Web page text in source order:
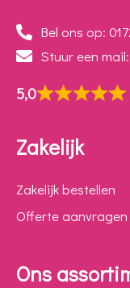
Bel ons op:
Stuur een
5,0
Zakelijk
Zakelijk bestellen
Offerte aanvragen
Ons